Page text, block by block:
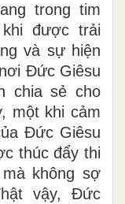
trong tim
được trải
và sự hiện
Đức Giêsu
chia sẻ cho
một khi cảm
Đức Giêsu
thúc đẩy thi
không sợ
vậy, Đức